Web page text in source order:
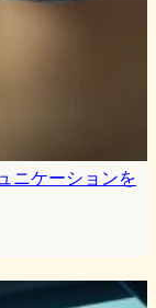
ニケーションを